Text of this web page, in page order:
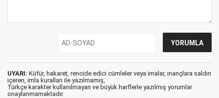
UYARI: Küfür, hakaret, rencide edici cümleler veya imalar, inançlara saldırı
içeren, imla kuralları ile yazılmamış,
Türkçe karakter kullanılmayan ve büyük harflerle yazılmış yorumlar
onaylanmamaktadır.